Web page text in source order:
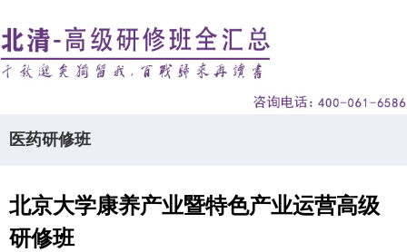
医药研修班
北京大学康养产业暨特色产业运营高级
研修班